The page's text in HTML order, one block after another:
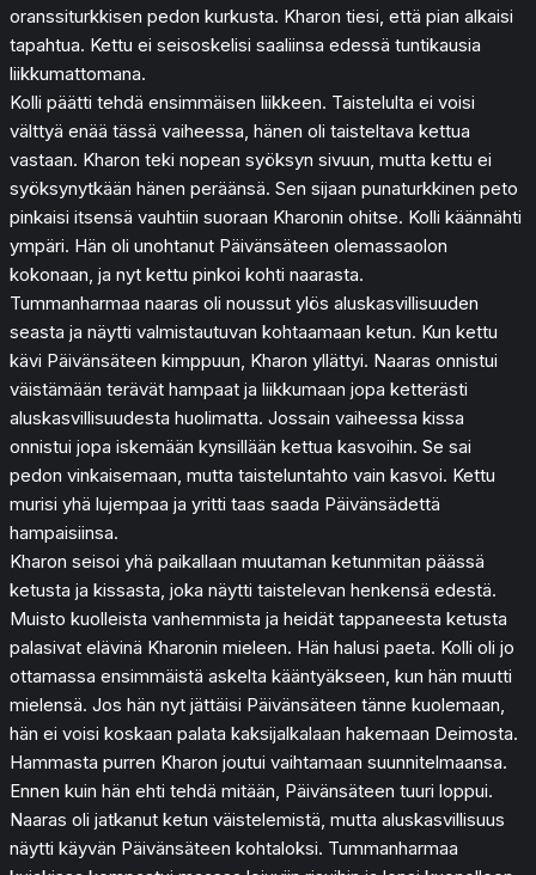
oranssiturkkisen pedon kurkusta. Kharon tiesi, että pian alkaisi
tapahtua. Kettu ei seisoskelisi saaliinsa edessä tuntikausia
liikkumattomana.
Kolli päätti tehdä ensimmäisen liikkeen. Taistelulta ei voisi
välttyä enää tässä vaiheessa, hänen oli taisteltava kettua
vastaan. Kharon teki nopean syöksyn sivuun, mutta kettu ei
syöksynytkään hänen peräänsä. Sen sijaan punaturkkinen peto
pinkaisi itsensä vauhtiin suoraan Kharonin ohitse. Kolli käännähti
ympäri. Hän oli unohtanut Päivänsäteen olemassaolon
kokonaan, ja nyt kettu pinkoi kohti naarasta.
Tummanharmaa naaras oli noussut ylös aluskasvillisuuden
seasta ja näytti valmistautuvan kohtaamaan ketun. Kun kettu
kävi Päivänsäteen kimppuun, Kharon yllättyi. Naaras onnistui
väistämään terävät hampaat ja liikkumaan jopa ketterästi
aluskasvillisuudesta huolimatta. Jossain vaiheessa kissa
onnistui jopa iskemään kynsillään kettua kasvoihin. Se sai
pedon vinkaisemaan, mutta taisteluntahto vain kasvoi. Kettu
murisi yhä lujempaa ja yritti taas saada Päivänsädettä
hampaisiinsa.
Kharon seisoi yhä paikallaan muutaman ketunmitan päässä
ketusta ja kissasta, joka näytti taistelevan henkensä edestä.
Muisto kuolleista vanhemmista ja heidät tappaneesta ketusta
palasivat elävinä Kharonin mieleen. Hän halusi paeta. Kolli oli jo
ottamassa ensimmäistä askelta kääntyäkseen, kun hän muutti
mielensä. Jos hän nyt jättäisi Päivänsäteen tänne kuolemaan,
hän ei voisi koskaan palata kaksijalkalaan hakemaan Deimosta.
Hammasta purren Kharon joutui vaihtamaan suunnitelmaansa.
Ennen kuin hän ehti tehdä mitään, Päivänsäteen tuuri loppui.
Naaras oli jatkanut ketun väistelemistä, mutta aluskasvillisuus
näytti käyvän Päivänsäteen kohtaloksi. Tummanharmaa